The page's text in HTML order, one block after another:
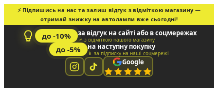
⚡ Підпишись на нас та залиш відгук з відміткою магазину —
отримай знижку на автолампи вже сьогодні!
до -10% за відгук на сайті або в соцмережах
📌 з відміткою нашого магазину
до -5% на наступну покупку
📱 за підписку на наші соцмережі
Google